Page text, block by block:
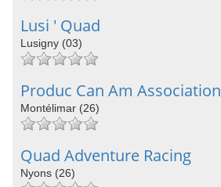
Lusi ' Quad
Lusigny (03)
Produc Can Am Association
Montélimar (26)
Quad Adventure Racing
Nyons (26)